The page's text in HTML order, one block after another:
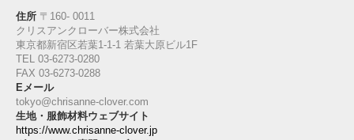
住所 〒160‐ 0011
クリスアンクローバー株式会社
東京都新宿区若葉1‐1-1 若葉大原ビル1F
TEL 03-6273-0280
FAX 03-6273-0288
Eメール
tokyo@chrisanne-clover.com
生地・服飾材料ウェブサイト
https://www.chrisanne-clover.jp